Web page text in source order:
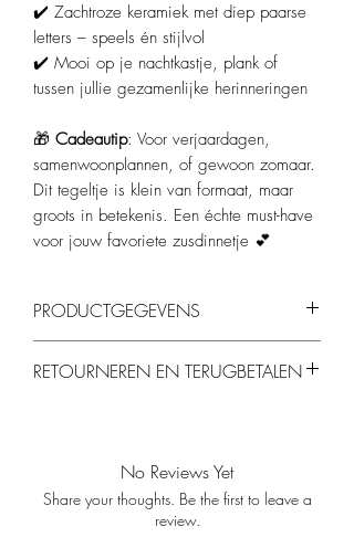
✔️ Zachtroze keramiek met diep paarse
letters – speels én stijlvol
✔️ Mooi op je nachtkastje, plank of
tussen jullie gezamenlijke herinneringen
🎁 Cadeautip: Voor verjaardagen,
samenwoonplannen, of gewoon zomaar.
Dit tegeltje is klein van formaat, maar
groots in betekenis. Een échte must-have
voor jouw favoriete zusdinnetje 💕
PRODUCTGEGEVENS
Kleur:Roze met paarse opdruk
RETOURNEREN EN TERUGBETALEN
producten kunnen helaas niet worden
geretourneerd.
No Reviews Yet
Share your thoughts. Be the first to leave a
review.